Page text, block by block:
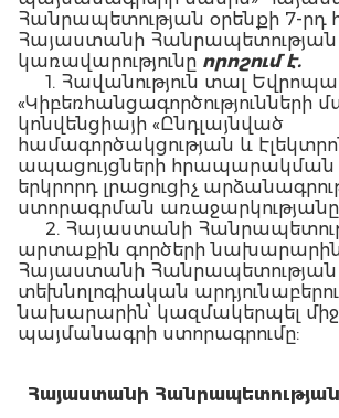
Հանրապետության օրենքի 7-րդ
Հայաստանի Հանրապետության
կառավարությունը որոշում է.
1. Հավանություն տալ
«Կիբեռհանցագործությունների
կոնվենցիայի «Ընդլայնված
համագործակցության և
ապացույցների հրապարակման
երկրորդ լրացուցիչ
ստորագրման
2. Հայաստանի
արտաքին գործերի
Հայաստանի Հանրապետության
տեխնոլոգիական
նախարարին՝ կազմակերպել
պայմանագրի ստորագրումը:
Հայաստանի Հանրապետության